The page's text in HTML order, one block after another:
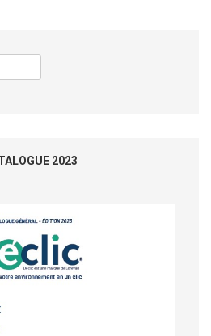
2023